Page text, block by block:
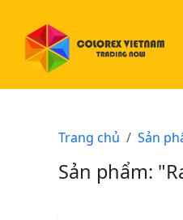
Trang chủ Sản
Sản phẩm: